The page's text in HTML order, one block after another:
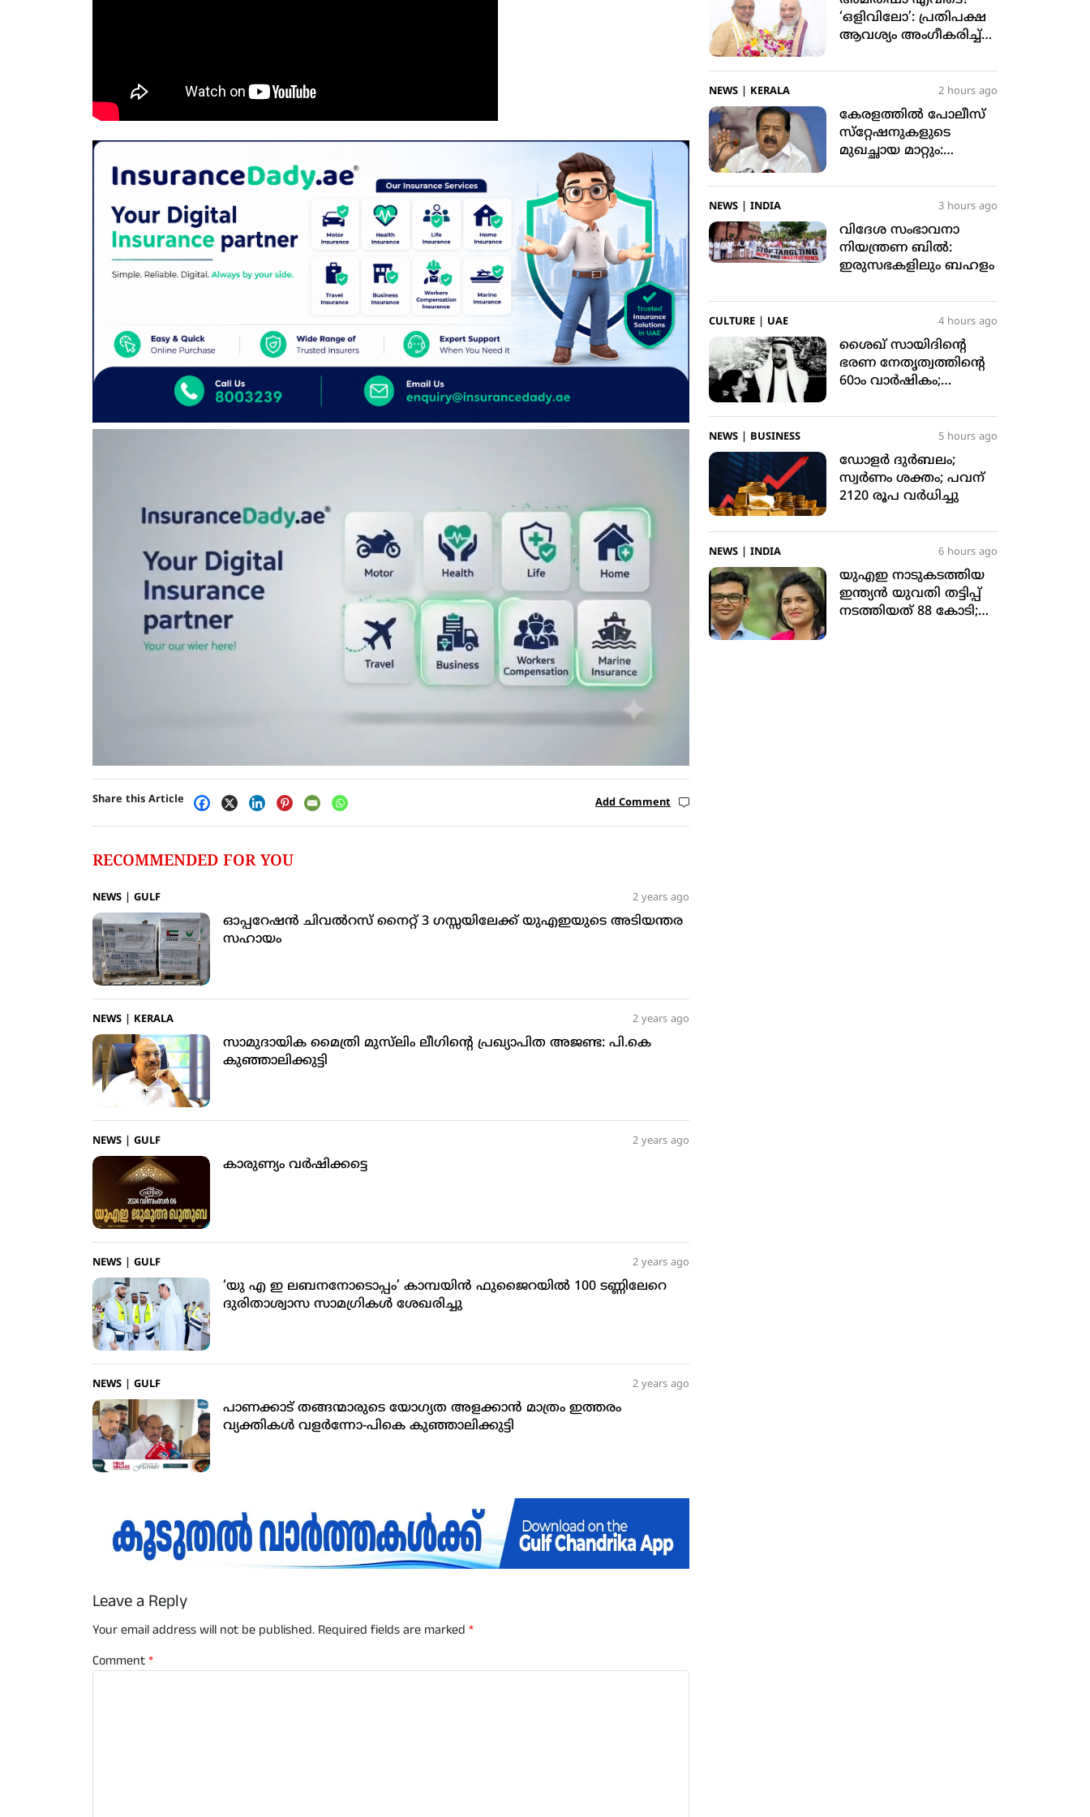
Share this Article Add Comment
RECOMMENDED FOR YOU
NEWS GULF 2 years ago
ഓപ്പറേഷന്‍ ചിവല്‍റസ് നൈറ്റ് 3 ഗസ്സയിലേക്ക് യുഎഇയുടെ അടിയന്തര
സഹായം
NEWS KERALA 2 years ago
സാമുദായിക മൈത്രി മുസ്‌ലിം ലീഗിന്റെ പ്രഖ്യാപിത അജണ്ട: പി.കെ
കുഞ്ഞാലിക്കുട്ടി
NEWS GULF 2 years ago
കാരുണ്യം വര്‍ഷിക്കട്ടെ
NEWS GULF 2 years ago
‘യു എ ഇ ലബനനോടൊപ്പം’ കാമ്പയിന്‍ ഫുജൈറയില്‍ 100 ടണ്ണിലേറെ
ദുരിതാശ്വാസ സാമഗ്രികള്‍ ശേഖരിച്ചു
NEWS GULF 2 years ago
പാണക്കാട് തങ്ങന്മാരുടെ യോഗ്യത അളക്കാന്‍ മാത്രം ഇത്തരം
വ്യക്തികള്‍ വളര്‍ന്നോ-പികെ കുഞ്ഞാലിക്കുട്ടി
Leave a Reply
Your email address will not be published. Required fields are marked *
Comment*
‘ഒളിവിലോ’: പ്രതിപക്ഷ
ആവശ്യം അംഗീകരിച്ച്
NEWS KERALA 2 hours ago
കേരളത്തില്‍ പോലീസ്
സ്‌റ്റേഷനുകളുടെ
മുഖച്ഛായ മാറ്റും:
ചെന്നിത്തല
NEWS INDIA 3 hours ago
വിദേശ സംഭാവനാ
നിയന്ത്രണ ബില്‍:
ഇരുസഭകളിലും ബഹളം
CULTURE UAE 4 hours ago
ശൈഖ് സായിദിന്റെ
ഭരണ നേതൃത്വത്തിന്റെ
60ാം വാര്‍ഷികം;
പ്രസിഡന്റ്
NEWS BUSINESS 5 hours ago
ഡോളര്‍ ദുര്‍ബലം;
സ്വര്‍ണം ശക്തം; പവന്
2120 രൂപ വര്‍ധിച്ചു
NEWS INDIA 6 hours ago
യുഎഇ നാടുകടത്തിയ
ഇന്ത്യന്‍ യുവതി തട്ടിപ്പ്
നടത്തിയത് 88 കോടി;